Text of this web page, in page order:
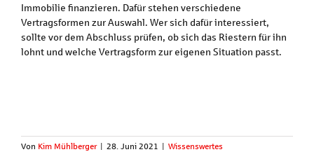
Immobilie finanzieren. Dafür stehen verschiedene
Vertragsformen zur Auswahl. Wer sich dafür interessiert,
sollte vor dem Abschluss prüfen, ob sich das Riestern für ihn
lohnt und welche Vertragsform zur eigenen Situation passt.
Von Kim Mühlberger | 28. Juni 2021 | Wissenswertes